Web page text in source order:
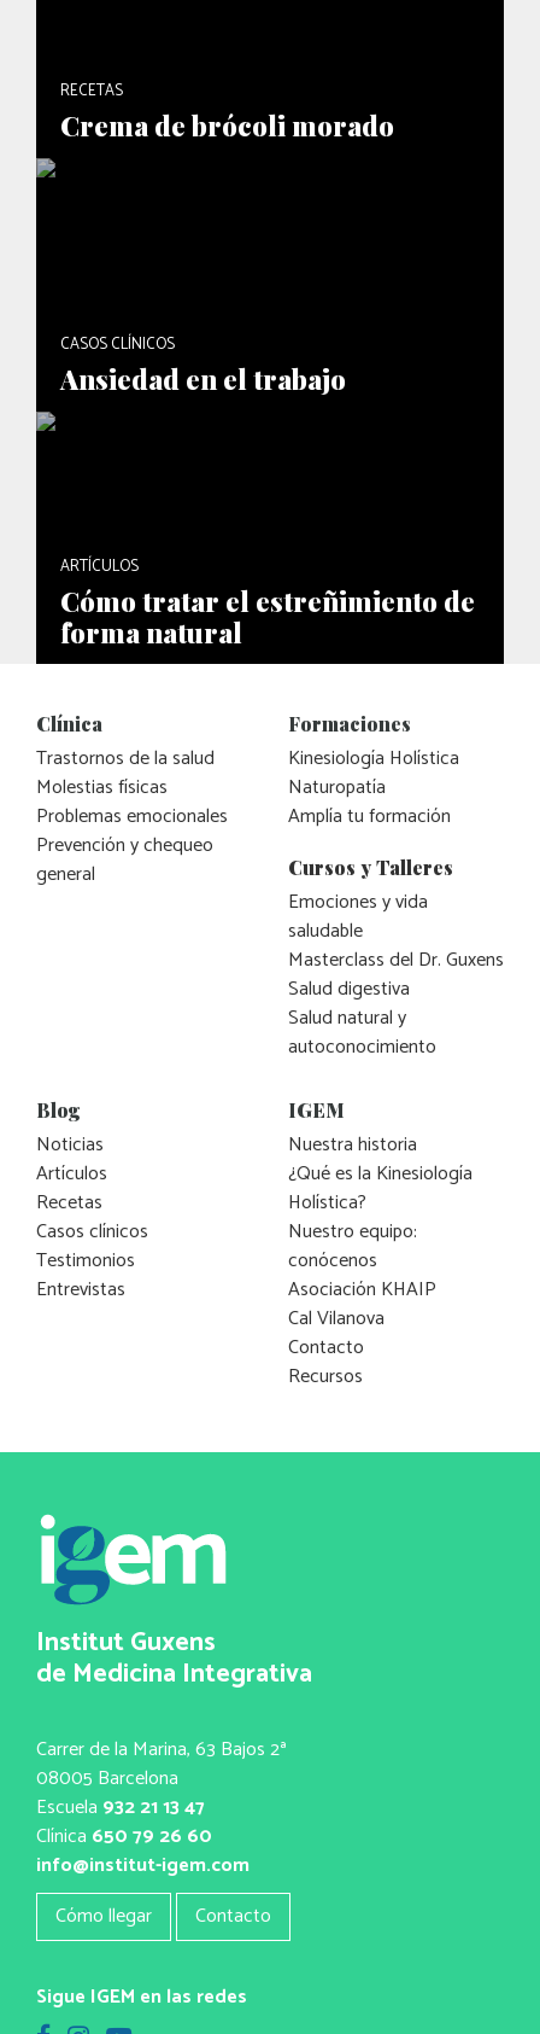
RECETAS
Crema de brócoli morado
CASOS CLÍNICOS
Ansiedad en el trabajo
ARTÍCULOS
Cómo tratar el estreñimiento de
forma natural
Clínica
Trastornos de la salud
Molestias físicas
Problemas emocionales
Prevención y chequeo
general
Formaciones
Kinesiología Holística
Naturopatía
Amplía tu formación
Cursos y Talleres
Emociones y vida
saludable
Masterclass del Dr. Guxens
Salud digestiva
Salud natural y
autoconocimiento
Blog
Noticias
Artículos
Recetas
Casos clínicos
Testimonios
Entrevistas
IGEM
Nuestra historia
¿Qué es la Kinesiología
Holística?
Nuestro equipo:
conócenos
Asociación KHAIP
Cal Vilanova
Contacto
Recursos
Institut Guxens
de Medicina Integrativa
Carrer de la Marina, 63 Bajos 2ª
08005 Barcelona
Escuela 932 21 13 47
Clínica 650 79 26 60
info@institut-igem.com
Cómo llegar
Contacto
Sigue IGEM en las redes